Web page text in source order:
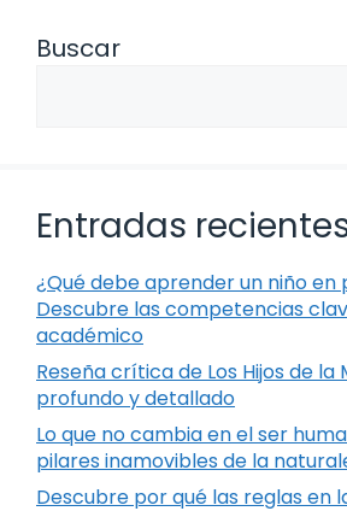
Buscar
Entradas
¿Qué debe aprender un niño en
Descubre las competencias
académico
Reseña crítica de Los Hijos de la
profundo y detallado
Lo que no cambia en el ser
pilares inamovibles de la
Descubre por qué las reglas en